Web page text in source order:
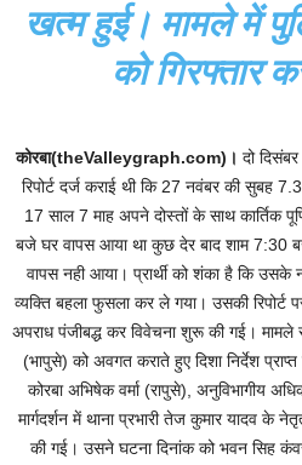
खत्म हुई। मामले में
को गिरफ्तार
कोरबा(theValleygraph.com)। दो
रिपोर्ट दर्ज कराई थी कि 27 नवंबर की सुबह
17 साल 7 माह अपने दोस्तों के साथ कार्तिक
बजे घर वापस आया था कुछ देर बाद शाम 7:30
वापस नही आया। प्रार्थी को शंका है कि उसके
व्यक्ति बहला फुसला कर ले गया। उसकी रिपोर्ट
अपराध पंजीबद्ध कर विवेचना शुरू की गई। मामले
(भापुसे) को अवगत कराते हुए दिशा निर्देश
कोरबा अभिषेक वर्मा (रापुसे), अनुविभागीय
मार्गदर्शन में थाना प्रभारी तेज कुमार यादव के
की गई। उसने घटना दिनांक को भवन सिह